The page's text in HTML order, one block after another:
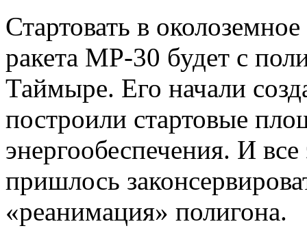
Стартовать в
ракета МР-30 будет с
Таймыре. Его начали
построили стартовые
энергообеспечения. И все
пришлось
«реанимация» полигона.